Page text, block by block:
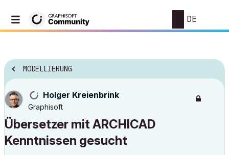
DE
MODELLIERUNG
Holger Kreienbrink
Graphisoft
Übersetzer mit ARCHICAD
Kenntnissen gesucht